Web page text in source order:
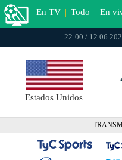
En TV | Todo | En
22:00 /
Estados Unidos